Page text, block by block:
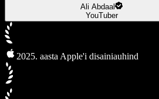
Ali Abdaal
YouTuber
2025. aasta Apple'i disainiauhind